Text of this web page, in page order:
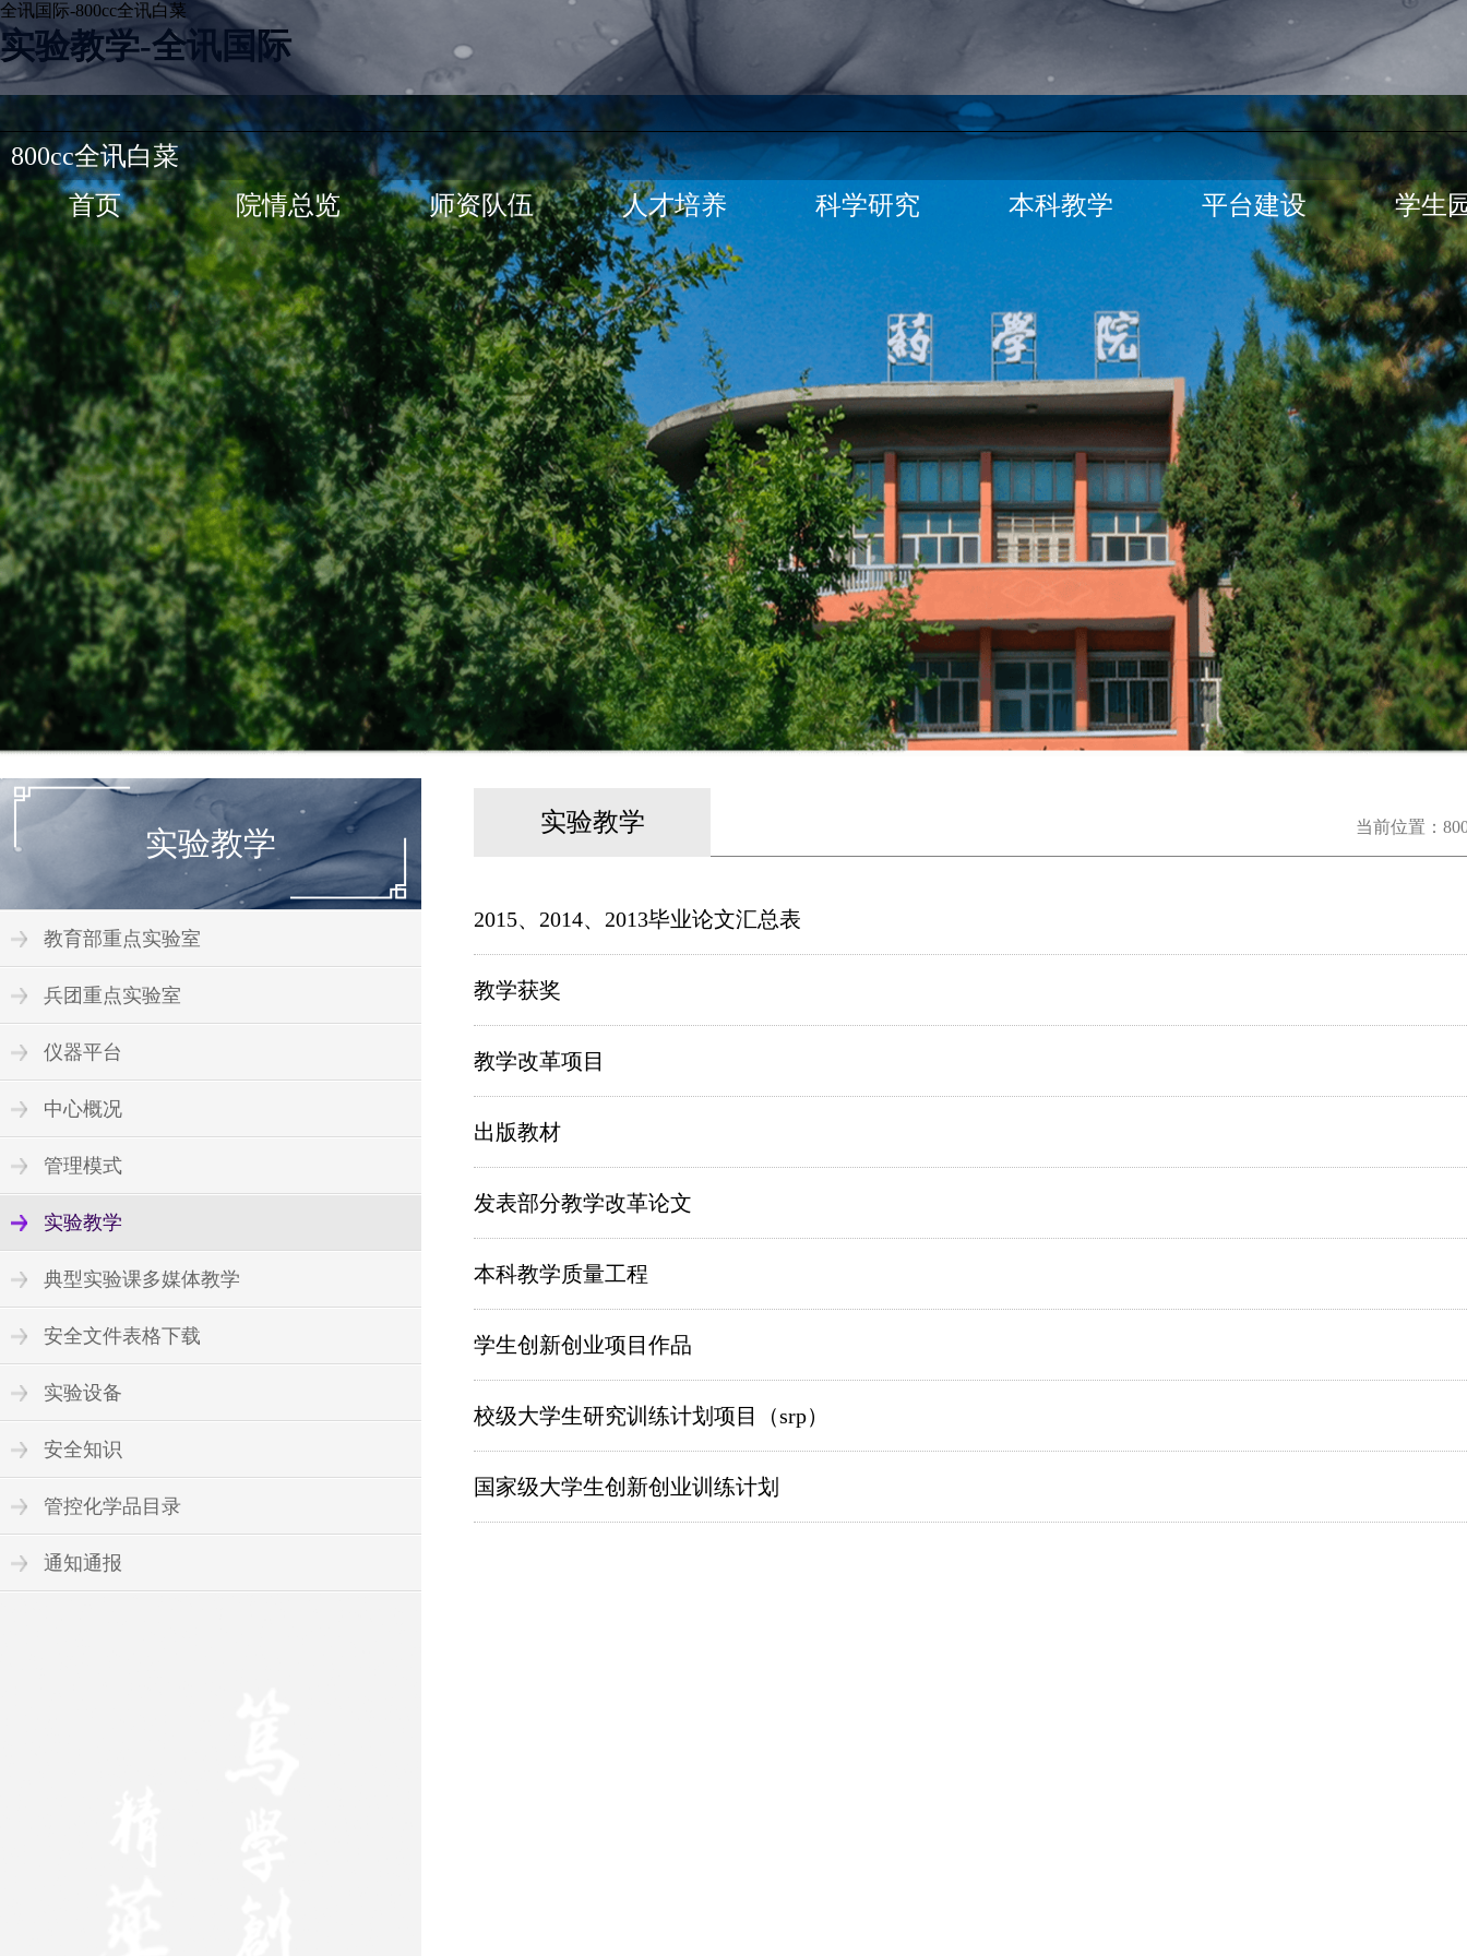
实验教学-全讯国际
全讯国际-800cc全讯白菜
800cc全讯白菜
首页
院情总览 师资队伍 人才培养 科学研究 本科教学 平台建设 学生
实验教学
教育部重点实验室
兵团重点实验室
仪器平台
中心概况
管理模式
实验教学
典型实验课多媒体教学
安全文件表格下载
实验设备
安全知识
管控化学品目录
通知通报
实验教学 当前位置：
2015、2014、2013毕业论文汇总表
教学获奖
教学改革项目
出版教材
发表部分教学改革论文
本科教学质量工程
学生创新创业项目作品
校级大学生研究训练计划项目（srp）
国家级大学生创新创业训练计划